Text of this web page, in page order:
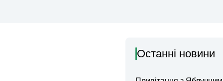
Останні новини